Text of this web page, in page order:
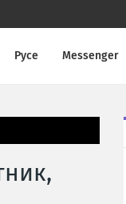
Русе Messenger